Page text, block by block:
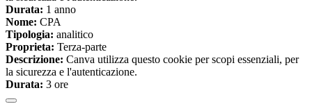
Durata: 1 anno
Nome: CPA
Tipologia: analitico
Proprieta: Terza-parte
Descrizione: Canva utilizza questo cookie per scopi essenziali, per
la sicurezza e l'autenticazione.
Durata: 3 ore